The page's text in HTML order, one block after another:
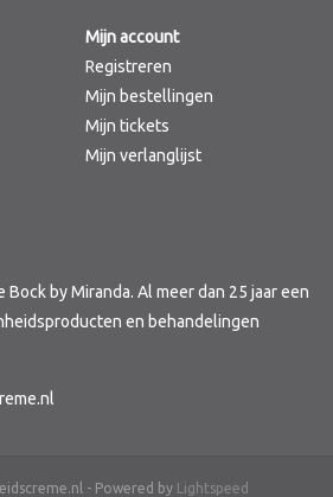
Mijn account
Registreren
Mijn bestellingen
Mijn tickets
Mijn verlanglijst
by Miranda. Al meer dan 25 jaar een
en behandelingen
- Powered by Lightspeed